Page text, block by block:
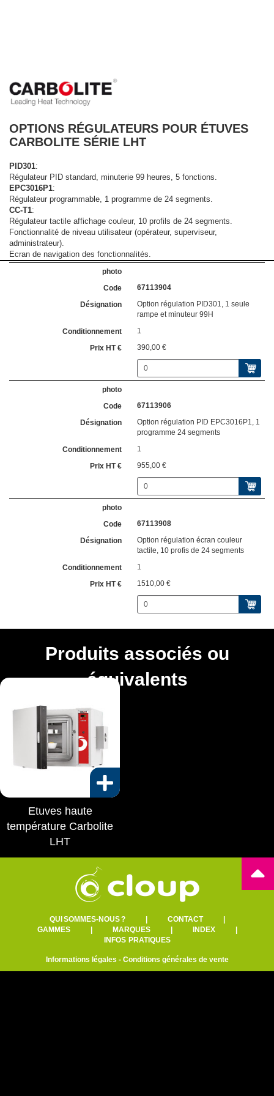
OPTIONS RÉGULATEURS POUR ÉTUVES
CARBOLITE SÉRIE LHT
PID301:
Régulateur PID standard, minuterie 99 heures, 5 fonctions.
EPC3016P1:
Régulateur programmable, 1 programme de 24 segments.
CC-T1:
Régulateur tactile affichage couleur, 10 profils de 24 segments.
Fonctionnalité de niveau utilisateur (opérateur, superviseur,
administrateur).
Ecran de navigation des fonctionnalités.
67113904
Option régulation PID301, 1 seule
rampe et minuteur 99H
1
390,00 €
67113906
Option régulation PID EPC3016P1, 1
programme 24 segments
1
955,00 €
67113908
Option régulation écran couleur
tactile, 10 profis de 24 segments
1
1510,00 €
Produits associés ou
équivalents
Etuves haute
température Carbolite
LHT
QUI SOMMES-NOUS ?| CONTACT|
GAMMES| MARQUES| INDEX|
INFOS PRATIQUES
Informations légales - Conditions générales de vente